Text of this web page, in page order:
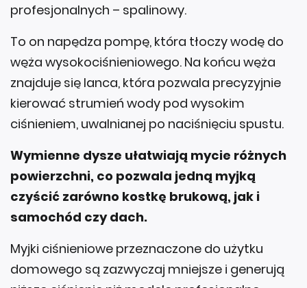
profesjonalnych – spalinowy.
To on napędza pompę, która tłoczy wodę do
węża wysokociśnieniowego. Na końcu węża
znajduje się lanca, która pozwala precyzyjnie
kierować strumień wody pod wysokim
ciśnieniem, uwalnianej po naciśnięciu spustu.
Wymienne dysze ułatwiają mycie różnych
powierzchni, co pozwala jedną myjką
czyścić zarówno kostkę brukową, jak i
samochód czy dach.
Myjki ciśnieniowe przeznaczone do użytku
domowego są zazwyczaj mniejsze i generują